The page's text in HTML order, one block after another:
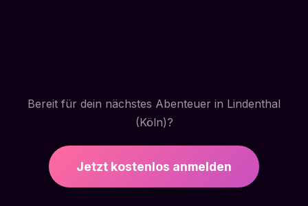
Bereit für dein nächstes Abenteuer in Lindenthal
(Köln)?
Jetzt kostenlos anmelden